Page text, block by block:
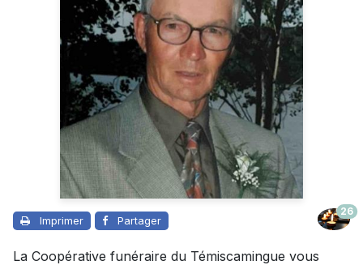
Imprimer Partager
26
La Coopérative funéraire du Témiscamingue vous